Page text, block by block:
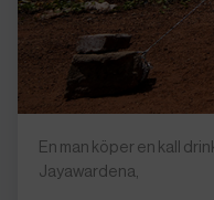
En man köper en kall
Jayawardena,